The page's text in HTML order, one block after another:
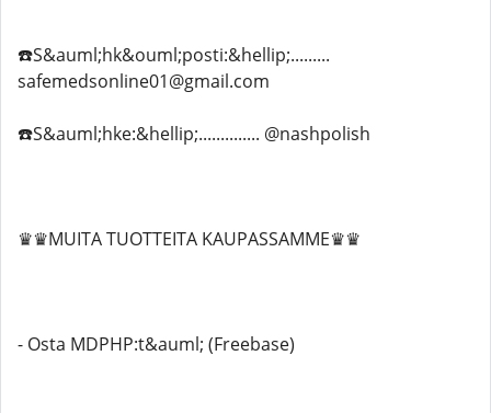
☎️S&auml;hk&ouml;posti:&hellip;.........
safemedsonline01@gmail.com
☎️S&auml;hke:&hellip;.............. @nashpolish
♛♛MUITA TUOTTEITA KAUPASSAMME♛♛
- Osta MDPHP:t&auml; (Freebase)